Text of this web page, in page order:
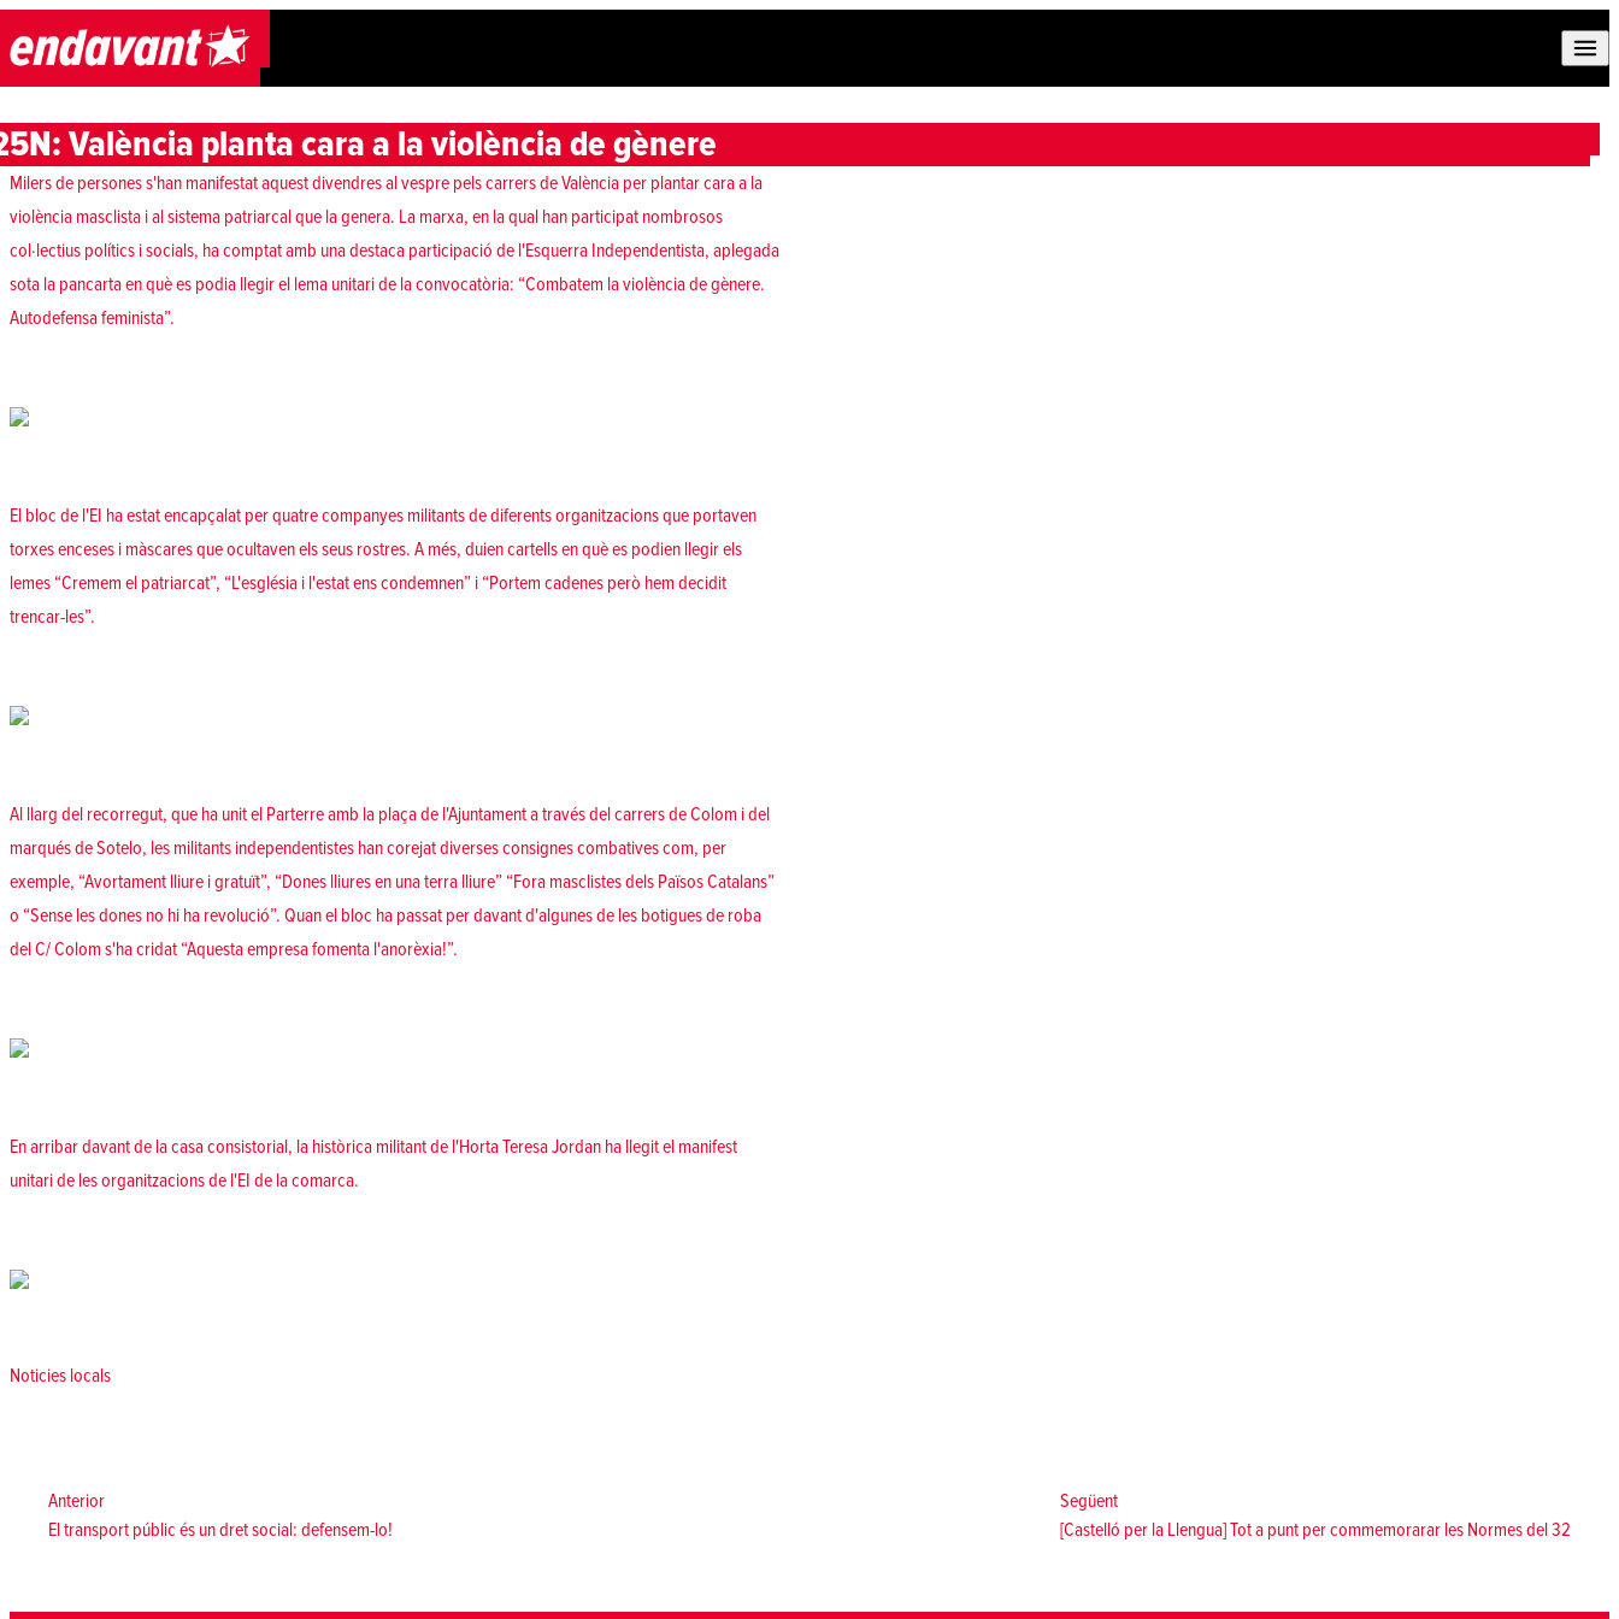
Skip to content
València planta cara a la violència de gènere
Milers de persones s'han manifestat aquest divendres al vespre pels carrers de València per plantar cara a la
violència masclista i al sistema patriarcal que la genera. La marxa, en la qual han participat nombrosos
col·lectius polítics i socials, ha comptat amb una destaca participació de l'Esquerra Independentista, aplegada
sota la pancarta en què es podia llegir el lema unitari de la convocatòria: “Combatem la violència de gènere.
Autodefensa feminista”.
El bloc de l'EI ha estat encapçalat per quatre companyes militants de diferents organitzacions que portaven
torxes enceses i màscares que ocultaven els seus rostres. A més, duien cartells en què es podien llegir els
lemes “Cremem el patriarcat”, “L'església i l'estat ens condemnen” i “Portem cadenes però hem decidit
trencar-les”.
Al llarg del recorregut, que ha unit el Parterre amb la plaça de l'Ajuntament a través del carrers de Colom i del
marqués de Sotelo, les militants independentistes han corejat diverses consignes combatives com, per
exemple, “Avortament lliure i gratuït”, “Dones lliures en una terra lliure” “Fora masclistes dels Països Catalans”
o “Sense les dones no hi ha revolució”. Quan el bloc ha passat per davant d'algunes de les botigues de roba
del C/ Colom s'ha cridat “Aquesta empresa fomenta l'anorèxia!”.
En arribar davant de la casa consistorial, la històrica militant de l'Horta Teresa Jordan ha llegit el manifest
unitari de les organitzacions de l'EI de la comarca.
Posted in
Noticies locals
d'entradesAnteriorAnterior:
El transport públic és un dret social: defensem-lo!
SegüentSegüent:
[Castelló per la Llengua] Tot a punt per commemorarar les Normes del 32